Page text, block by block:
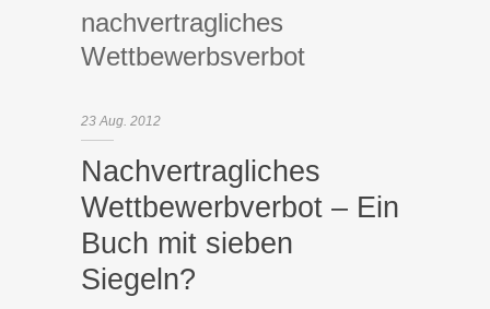
nachvertragliches
Wettbewerbsverbot
23 Aug. 2012
Nachvertragliches
Wettbewerbverbot – Ein
Buch mit sieben
Siegeln?